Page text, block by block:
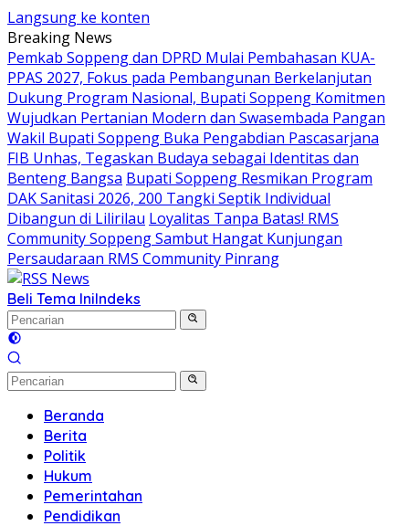
Langsung ke konten
Breaking News
Pemkab Soppeng dan DPRD Mulai Pembahasan KUA-
PPAS 2027, Fokus pada Pembangunan Berkelanjutan
Dukung Program Nasional, Bupati Soppeng Komitmen
Wujudkan Pertanian Modern dan Swasembada Pangan
Wakil Bupati Soppeng Buka Pengabdian Pascasarjana
FIB Unhas, Tegaskan Budaya sebagai Identitas dan
Benteng Bangsa Bupati Soppeng Resmikan Program
DAK Sanitasi 2026, 200 Tangki Septik Individual
Dibangun di Lilirilau Loyalitas Tanpa Batas! RMS
Community Soppeng Sambut Hangat Kunjungan
Persaudaraan RMS Community Pinrang
Beli Tema IniIndeks
Beranda
Berita
Politik
Hukum
Pemerintahan
Pendidikan